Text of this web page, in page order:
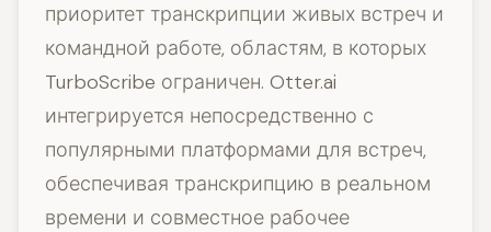
приоритет транскрипции живых встреч и
командной работе, областям, в которых
TurboScribe ограничен. Otter.ai
интегрируется непосредственно с
популярными платформами для встреч,
обеспечивая транскрипцию в реальном
времени и совместное рабочее